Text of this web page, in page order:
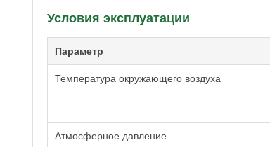
Условия эксплуатации
Параметр
Температура окружающего воздуха
Атмосферное давление